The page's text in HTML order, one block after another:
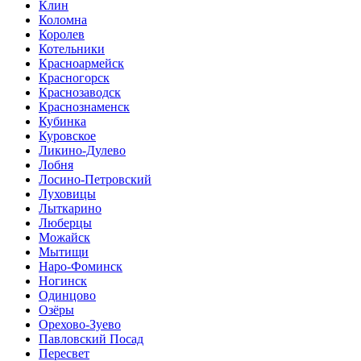
Клин
Коломна
Королев
Котельники
Красноармейск
Красногорск
Краснозаводск
Краснознаменск
Кубинка
Куровское
Ликино-Дулево
Лобня
Лосино-Петровский
Луховицы
Лыткарино
Люберцы
Можайск
Мытищи
Наро-Фоминск
Ногинск
Одинцово
Озёры
Орехово-Зуево
Павловский Посад
Пересвет